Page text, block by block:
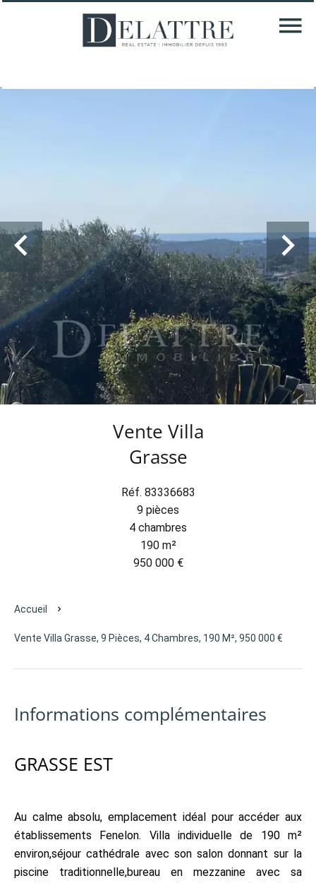
Vente Villa
Grasse
Réf. 83336683
9 pièces
4 chambres
190 m²
950 000 €
Accueil
Vente Villa Grasse, 9 Pièces, 4 Chambres, 190 M², 950 000 €
Informations complémentaires
GRASSE EST
Au calme absolu, emplacement idéal pour accéder aux
établissements Fenelon. Villa individuelle de 190 m²
environ,séjour cathédrale avec son salon donnant sur la
piscine traditionnelle,bureau en mezzanine avec sa